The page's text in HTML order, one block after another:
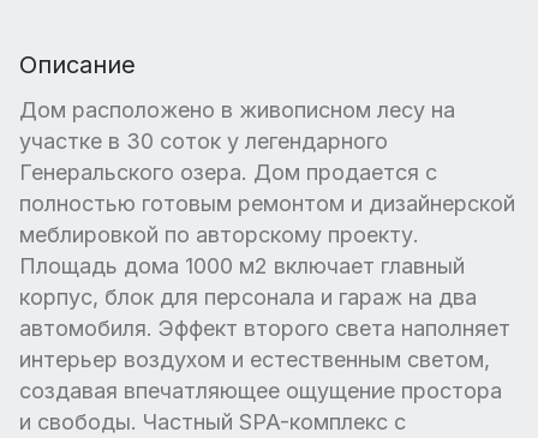
Описание
Дом расположено в живописном лесу на
участке в 30 соток у легендарного
Генеральского озера. Дом продается с
полностью готовым ремонтом и дизайнерской
меблировкой по авторскому проекту.
Площадь дома 1000 м2 включает главный
корпус, блок для персонала и гараж на два
автомобиля. Эффект второго света наполняет
интерьер воздухом и естественным светом,
создавая впечатляющее ощущение простора
и свободы. Частный SPA-комплекс с